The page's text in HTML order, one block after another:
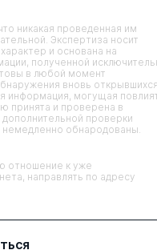
никакая проведенная им
Экспертиза носит
и основана на
полученной
в любой момент
вновь
информация, могущая
принята и проверена в
проверки
немедленно обнародованы.
к уже
направлять по адресу